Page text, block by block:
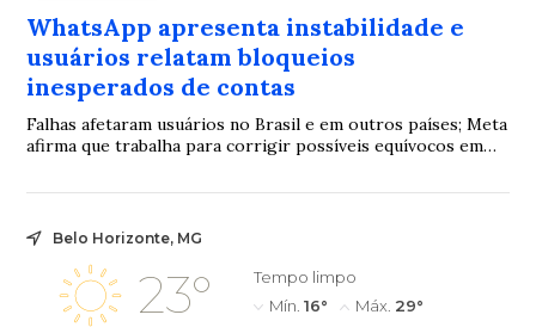
WhatsApp apresenta instabilidade e
usuários relatam bloqueios
inesperados de contas
Falhas afetaram usuários no Brasil e em outros países; Meta
afirma que trabalha para corrigir possíveis equívocos em
Belo Horizonte, MG
23°
Tempo limpo
Mín. 16° Máx. 29°